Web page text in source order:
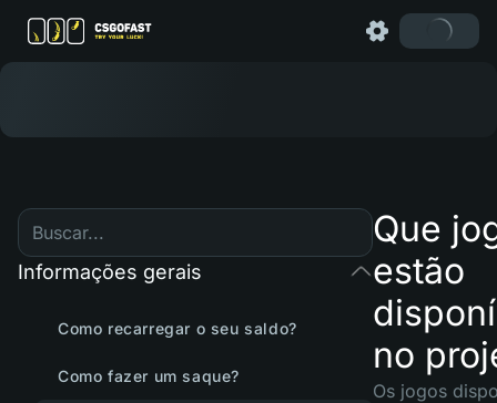
Informações gerais
Como recarregar o seu saldo?
Como fazer um saque?
Que
estão
no
Os jogos